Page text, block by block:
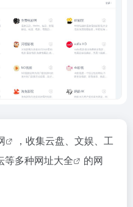
，收集云盘、文娱、工
等多种网址大全
的网